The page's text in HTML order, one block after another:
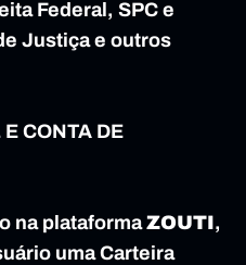
Federal, SPC e
Justiça e outros
CONTA DE
na plataforma ZOUTI,
uma Carteira